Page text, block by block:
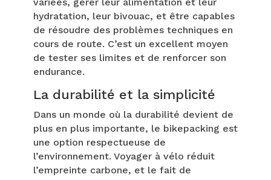
hydratation, leur bivouac, et être capables
de résoudre des problèmes techniques en
cours de route. C’est un excellent moyen
de tester ses limites et de renforcer son
endurance.
La durabilité et la simplicité
Dans un monde où la durabilité devient de
plus en plus importante, le bikepacking est
une option respectueuse de
l’environnement. Voyager à vélo réduit
l’empreinte carbone, et le fait de